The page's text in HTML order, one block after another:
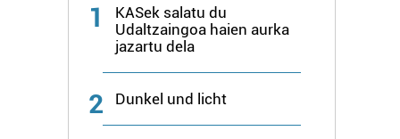
1
KASek salatu du
Udaltzaingoa haien aurka
jazartu dela
2 Dunkel und licht